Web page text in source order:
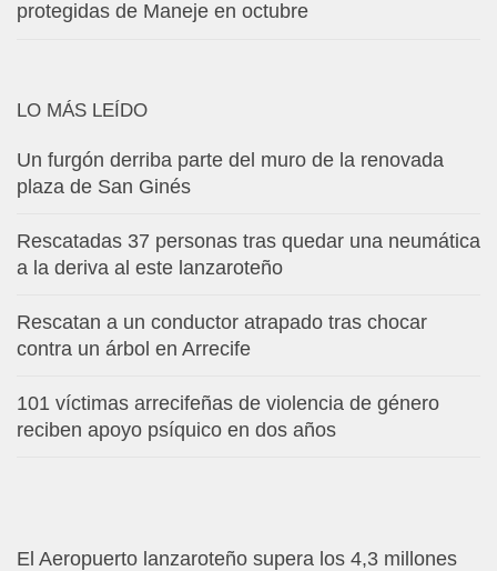
protegidas de Maneje en octubre
LO MÁS LEÍDO
Un furgón derriba parte del muro de la renovada
plaza de San Ginés
Rescatadas 37 personas tras quedar una neumática
a la deriva al este lanzaroteño
Rescatan a un conductor atrapado tras chocar
contra un árbol en Arrecife
101 víctimas arrecifeñas de violencia de género
reciben apoyo psíquico en dos años
El Aeropuerto lanzaroteño supera los 4,3 millones